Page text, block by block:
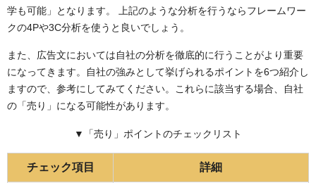
学も可能」となります。 上記のような分析を行うならフレームワー
クの4Pや3C分析を使うと良いでしょう。
また、広告文においては自社の分析を徹底的に行うことがより重要
になってきます。自社の強みとして挙げられるポイントを6つ紹介し
ますので、参考にしてみてください。これらに該当する場合、自社
の「売り」になる可能性があります。
▼「売り」ポイントのチェックリスト
チェック項目 詳細